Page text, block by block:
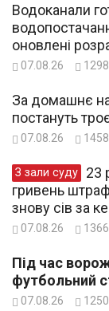
Водоканали
оновлені
07.08.26
За домашнє
постануть
07.08.26
З зали суду
гривень
знову сів за
07.08.26
Під час
футбольний
07.08.26